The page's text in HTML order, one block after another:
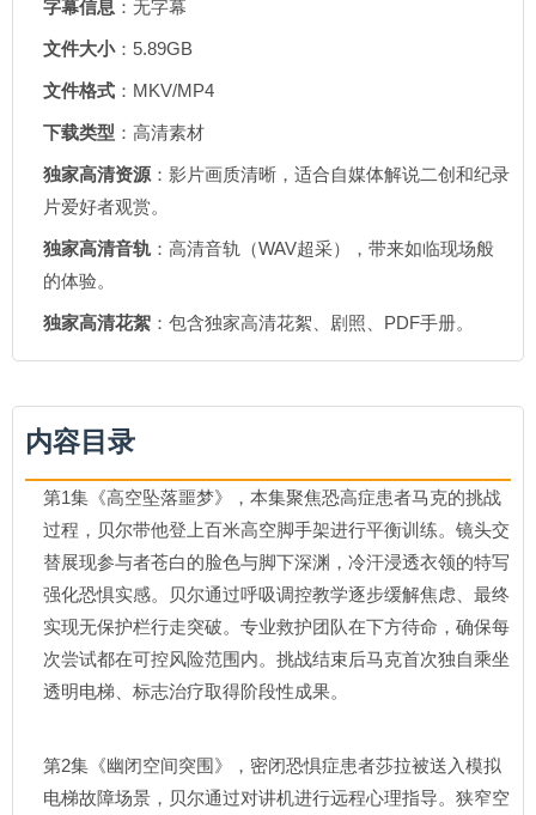
字幕信息 ：无字幕
文件大小：5.89GB
文件格式 ：MKV/MP4
下载类型 ：高清素材
独家高清资源 ：影片画质清晰，适合自媒体解说二创和纪录
片爱好者观赏。
独家高清音轨 ：高清音轨（WAV超采），带来如临现场般
的体验。
独家高清花絮 ：包含独家高清花絮、剧照、PDF手册。
内容目录
第1集《高空坠落噩梦》，本集聚焦恐高症患者马克的挑战
过程，贝尔带他登上百米高空脚手架进行平衡训练。镜头交
替展现参与者苍白的脸色与脚下深渊，冷汗浸透衣领的特写
强化恐惧实感。贝尔通过呼吸调控教学逐步缓解焦虑、最终
实现无保护栏行走突破。专业救护团队在下方待命，确保每
次尝试都在可控风险范围内。挑战结束后马克首次独自乘坐
透明电梯、标志治疗取得阶段性成果。
第2集《幽闭空间突围》，密闭恐惧症患者莎拉被送入模拟
电梯故障场景，贝尔通过对讲机进行远程心理指导。狭窄空